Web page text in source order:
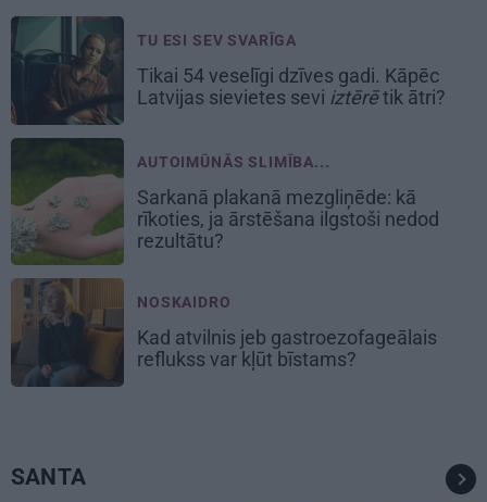
TU ESI SEV SVARĪGA
Tikai 54 veselīgi dzīves gadi. Kāpēc
Latvijas sievietes sevi iztērētik ātri?
AUTOIMŪNĀS SLIMĪBA...
Sarkanā plakanā mezgliņēde: kā
rīkoties, ja ārstēšana ilgstoši nedod
rezultātu?
NOSKAIDRO
Kad atvilnis jeb gastroezofageālais
reflukss var kļūt bīstams?
SANTA